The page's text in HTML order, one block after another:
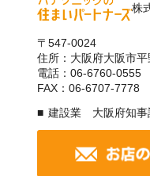
株
〒547-0024
住所：大阪府大阪市
電話：06-6760-0555
FAX：06-6707-7778
建設業 大阪府知事